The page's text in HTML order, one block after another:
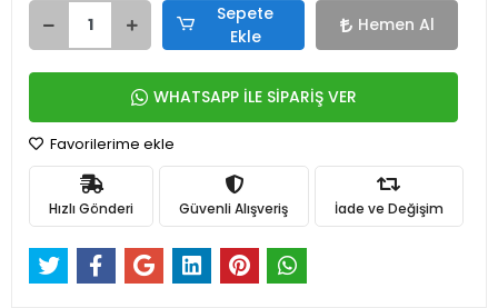
Sepete
Ekle
Hemen Al
WHATSAPP İLE SİPARİŞ VER
Favorilerime ekle
Hızlı Gönderi Güvenli Alışveriş İade ve Değişim